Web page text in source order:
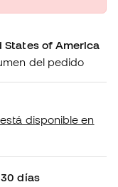
States of America
del pedido
disponible en
días